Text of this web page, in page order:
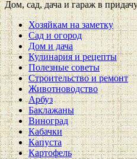
Дом, сад, дача и гараж в
Хозяйкам на заметку
Сад и огород
Дом и дача
Кулинария и рецепты
Полезные советы
Строительство и ремонт
Животноводство
Арбуз
Баклажаны
Виноград
Кабачки
Капуста
Картофель